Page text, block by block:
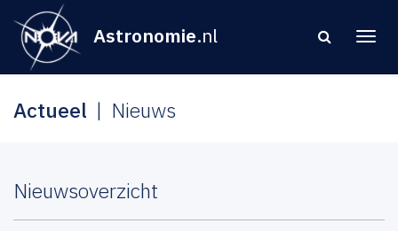
Astronomie.nl
Actueel Nieuws
Nieuwsoverzicht